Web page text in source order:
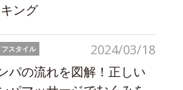
ング
2024/03/18
フスタイル
パの流れを図解！正しい